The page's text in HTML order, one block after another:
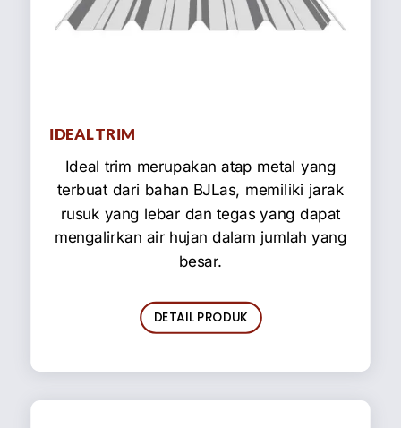
IDEAL TRIM
Ideal trim merupakan atap metal yang
terbuat dari bahan BJLas, memiliki jarak
rusuk yang lebar dan tegas yang dapat
mengalirkan air hujan dalam jumlah yang
besar.
DETAIL PRODUK